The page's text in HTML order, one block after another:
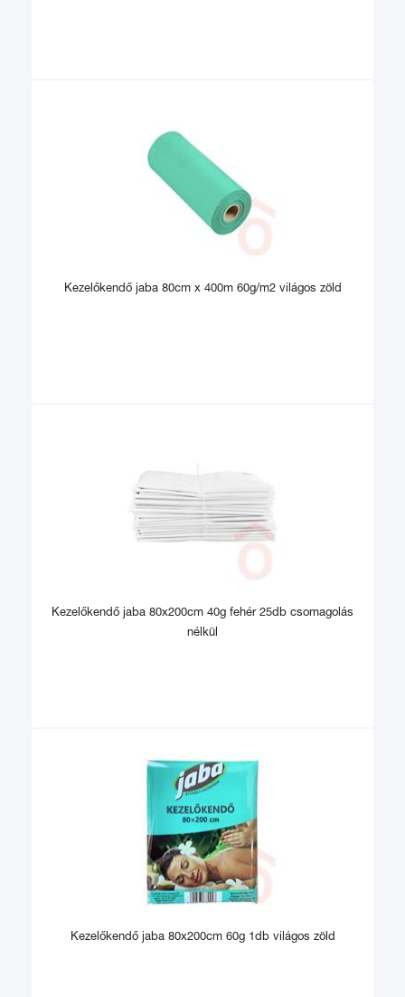
Kezelőkendő jaba 80cm x 400m 60g/m2 világos zöld
Kezelőkendő jaba 80x200cm 40g fehér 25db csomagolás
nélkül
Kezelőkendő jaba 80x200cm 60g 1db világos zöld